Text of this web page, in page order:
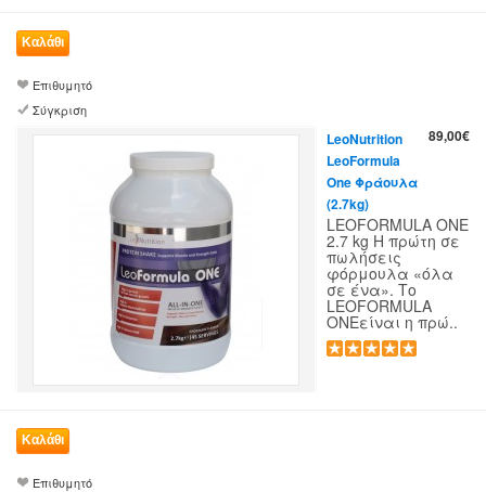
Επιθυμητό
Σύγκριση
89,00€
LeoNutrition
LeoFormula
One Φράουλα
(2.7kg)
LEOFORMULA ONE
2.7 kg Η πρώτη σε
πωλήσεις
φόρμουλα «όλα
σε ένα». Το
LEOFORMULA
ONEείναι η πρώ..
Επιθυμητό